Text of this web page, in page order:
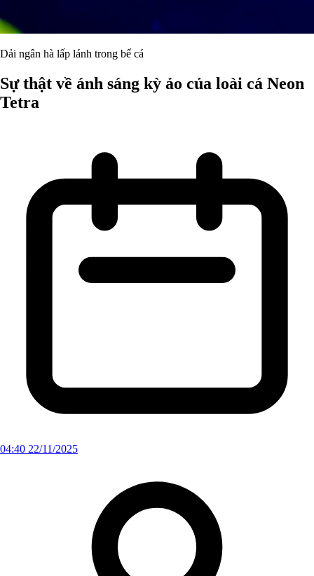
Dải ngân hà lấp lánh trong bể cá
Sự thật về ánh sáng kỳ ảo của loài cá Neon
Tetra
04:40 22/11/2025